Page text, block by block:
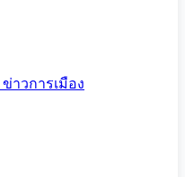
ข่าวการเมือง